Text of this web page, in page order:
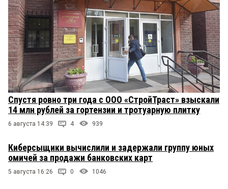
Спустя ровно три года с ООО «СтройТраст» взыскали
14 млн рублей за гортензии и тротуарную плитку
6 августа 14:39 4 939
Киберсыщики вычислили и задержали группу юных
омичей за продажи банковских карт
5 августа 16:26 0 1046